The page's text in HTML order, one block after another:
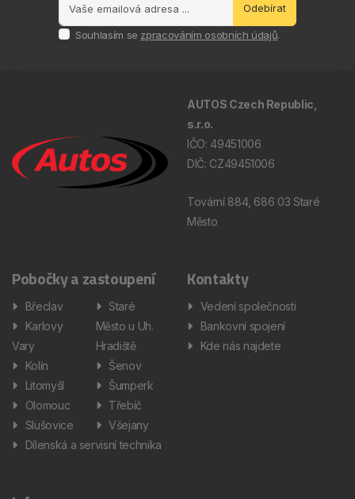
Odebírat
Souhlasím se zpracováním osobních údajů.
AUTOS Czech Republic,
s.r.o.
IČO: 49451006
DIČ: CZ49451006
Tovární 884, 686 03 Staré
Město
Pobočky a zastoupení
Břeclav
Karlovy
Vary
Kolín
Litomyšl
Olomouc
Slušovice
Staré
Město u Uh.
Hradiště
Šenov
Šumperk
Třebíč
Všejany
Dílenská a servisní technika
Kontakty
Vedení společnosti
Bankovní spojení
Kde nás najdete